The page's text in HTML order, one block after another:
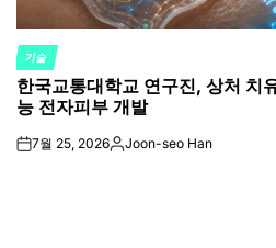
POSTED
IN
기술
한국교통대학교 연구진, 상처 치
능 전자피부 개발
on7월 25, 2026Posted
Joon-seo Han